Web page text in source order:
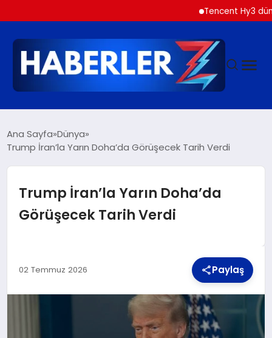
Tencent Hy3 dünya
DÜNYA
SPOR
Ana Sayfa Dünya
Trump İran’la Yarın Doha’da Görüşecek Tarih Verdi
Trump İran’la Yarın Doha’da
Görüşecek Tarih Verdi
02 Temmuz 2026 Paylaş